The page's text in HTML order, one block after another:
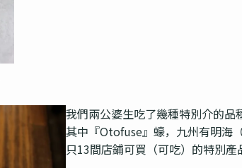
我們兩公婆生吃了幾種特別介的品
其中『Otofuse』蠔，九州有明海
只13間店鋪可買（可吃）的特別產